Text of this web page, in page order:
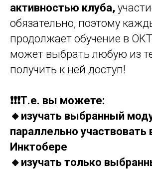
активностью клуба,
обязательно, поэтому
продолжает обучение в
может выбрать любую из
получить к ней доступ!
❗️❗️❗️Т.е. вы можете:
🔸изучать выбранный
параллельно участвовать
Инктобере
🔸изучать только